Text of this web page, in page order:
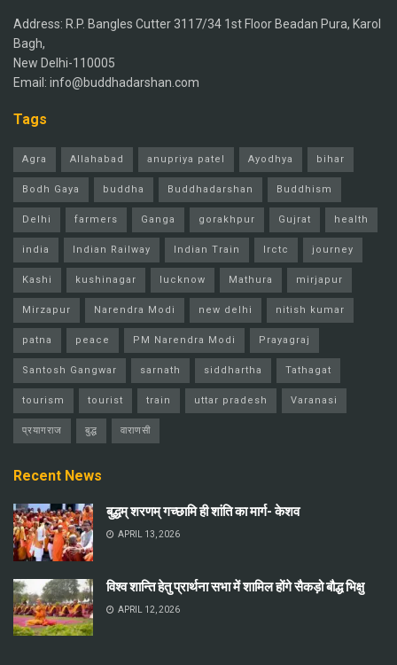
Address: R.P. Bangles Cutter 3117/34 1st Floor Beadan Pura, Karol
Bagh,
New Delhi-110005
Email: info@buddhadarshan.com
Tags
Agra Allahabad anupriya patel Ayodhya bihar
Bodh Gaya buddha Buddhadarshan Buddhism
Delhi farmers Ganga gorakhpur Gujrat health
india Indian Railway Indian Train Irctc journey
Kashi kushinagar lucknow Mathura mirjapur
Mirzapur Narendra Modi new delhi nitish kumar
patna peace PM Narendra Modi Prayagraj
Santosh Gangwar sarnath siddhartha Tathagat
tourism tourist train uttar pradesh Varanasi
प्रयागराज बुद्ध वाराणसी
Recent News
बुद्धम् शरणम् गच्छामि ही शांति का मार्ग- केशव
APRIL 13, 2026
विश्व शान्ति हेतु प्रार्थना सभा में शामिल होंगे सैकड़ो बौद्ध भिक्षु
APRIL 12, 2026